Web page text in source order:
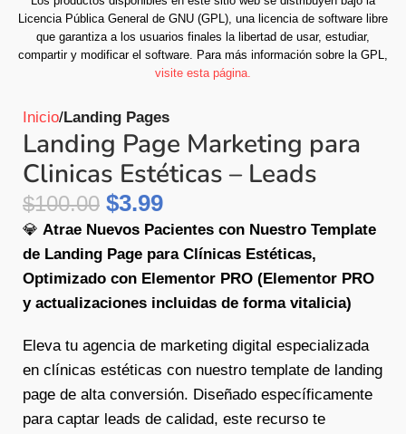
Licencia Pública General de GNU (GPL), una licencia de software libre
que garantiza a los usuarios finales la libertad de usar, estudiar,
compartir y modificar el software. Para más información sobre la GPL,
visite esta página.
Inicio Landing Pages
Landing Page Marketing para
Clinicas Estéticas – Leads
$100.00 $3.99
💎 Atrae Nuevos Pacientes con Nuestro Template
de Landing Page para Clínicas Estéticas,
Optimizado con Elementor PRO (Elementor PRO
y actualizaciones incluidas de forma vitalicia)
Eleva tu agencia de marketing digital especializada
en clínicas estéticas con nuestro template de landing
page de alta conversión. Diseñado específicamente
para captar leads de calidad, este recurso te